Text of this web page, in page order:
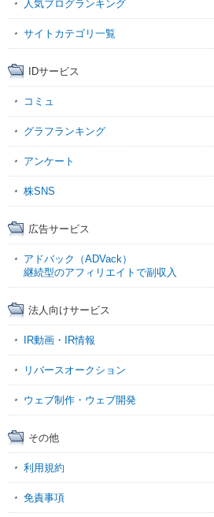
人気ブログランキング
サイトカテゴリ一覧
IDサービス
コミュ
グラフランキング
アンケート
株SNS
広告サービス
アドバック（ADVack）
継続型のアフィリエイトで副収入
法人向けサービス
IR動画・IR情報
リバースオークション
ウェブ制作・ウェブ開発
その他
利用規約
免責事項